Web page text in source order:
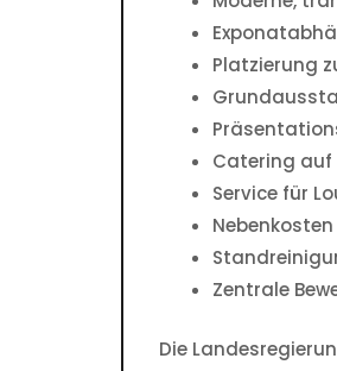
Platzierung
Catering
Service für
Zentrale
Die